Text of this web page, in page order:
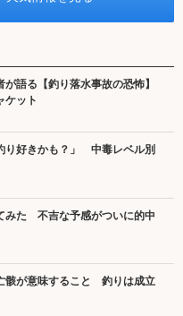
が語る【釣り落水事故の恐怖】
ケット
り好きかも？」 中毒レベル別
みた 不吉な予感がついに的中
骸が意味すること 釣りは成立